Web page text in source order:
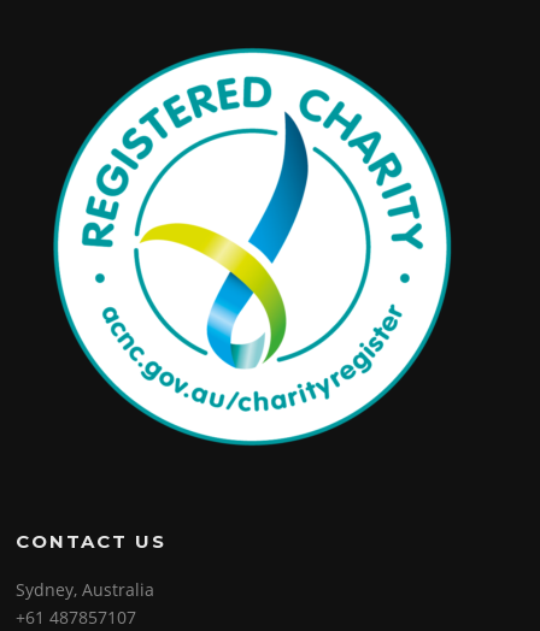
CONTACT US
Sydney, Australia
+61 487857107